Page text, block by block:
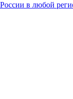
России в любой